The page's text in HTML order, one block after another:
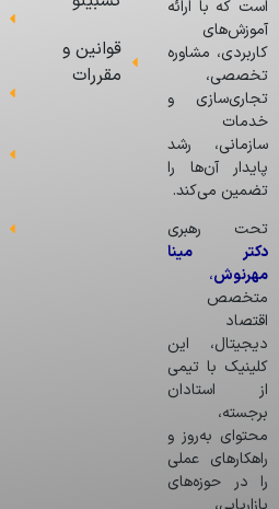
است که با ارائه
آموزش‌های
کاربردی، مشاوره
تخصصی،
تجاری‌سازی و
خدمات
سازمانی، رشد
پایدار آن‌ها را
تضمین می‌کند.
تحت رهبری
دکتر مینا
مهرنوش،
متخصص
اقتصاد
دیجیتال، این
کلینیک با تیمی
از استادان
برجسته،
محتوای به‌روز و
راهکارهای عملی
را در حوزه‌های
قوانین و
مقررات